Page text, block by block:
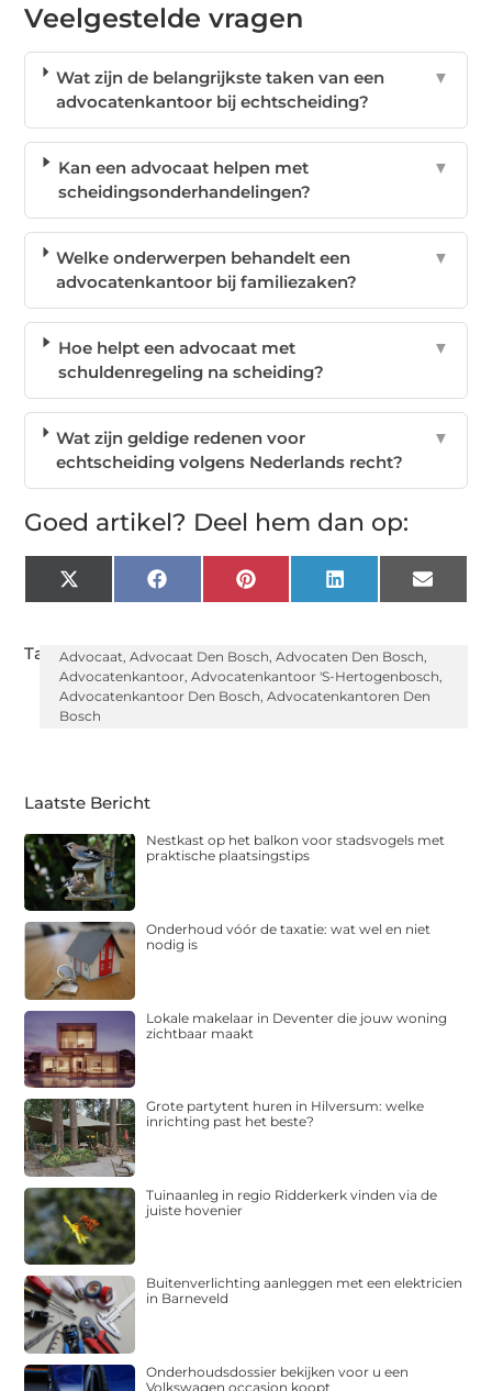
Veelgestelde vragen
Wat zijn de belangrijkste taken van een
advocatenkantoor bij echtscheiding?
▼
Kan een advocaat helpen met
scheidingsonderhandelingen?
▼
Welke onderwerpen behandelt een
advocatenkantoor bij familiezaken?
▼
Hoe helpt een advocaat met
schuldenregeling na scheiding?
▼
Wat zijn geldige redenen voor
echtscheiding volgens Nederlands recht?
▼
Goed artikel? Deel hem dan op:
X
(Twitter)
FacebookPinterest LinkedIn Email
Tags:Advocaat,Advocaat Den Bosch,Advocaten Den Bosch,
Advocatenkantoor,Advocatenkantoor 's-Hertogenbosch,
Advocatenkantoor Den Bosch,Advocatenkantoren Den
Bosch
Laatste Bericht
Nestkast op het balkon voor stadsvogels met
praktische plaatsingstips
Onderhoud vóór de taxatie: wat wel en niet
nodig is
Lokale makelaar in Deventer die jouw woning
zichtbaar maakt
Grote partytent huren in Hilversum: welke
inrichting past het beste?
Tuinaanleg in regio Ridderkerk vinden via de
juiste hovenier
Buitenverlichting aanleggen met een elektricien
in Barneveld
Onderhoudsdossier bekijken voor u een
Volkswagen occasion koopt